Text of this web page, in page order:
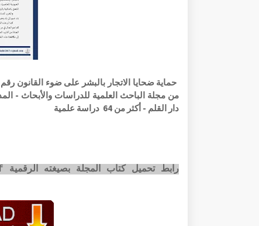
من مجلة الباحث العلمية للدراسات والأبحاث -
دار القلم - أكثر من 64 دراسة علمية
رابط تحميل كتاب المجلة بصيغته الرقمية pdf عبر الضغط على الصورة أسفله: